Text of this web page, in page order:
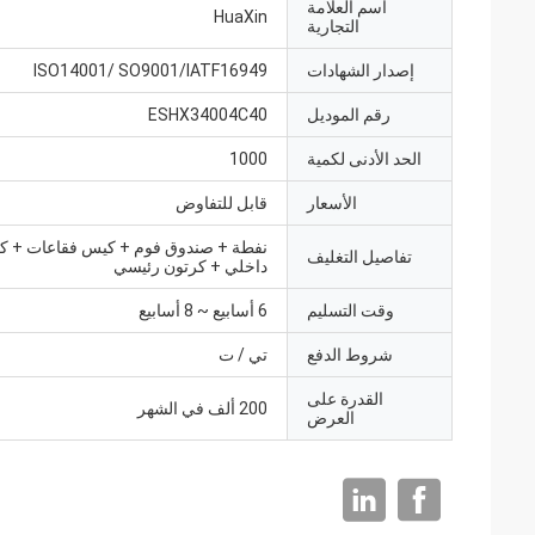
اسم العلامة
التجارية
HuaXin
إصدار الشهادات ISO14001/ SO9001/IATF16949
رقم الموديل ESHX34004C40
الحد الأدنى لكمية 1000
الأسعار قابل للتفاوض
تفاصيل التغليف
نفطة + صندوق فوم + كيس فقاعات +
داخلي + كرتون رئيسي
وقت التسليم 6 أسابيع ~ 8 أسابيع
شروط الدفع تي / ت
القدرة على
العرض
200 ألف في الشهر